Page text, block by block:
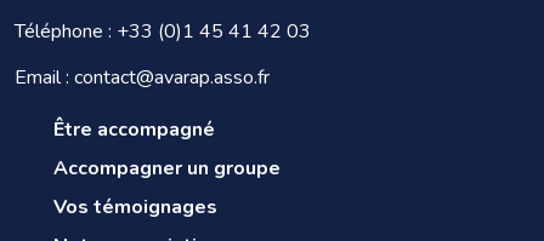
Téléphone : +33 (0)1 45 41 42 03
Email : contact@avarap.asso.fr
Être accompagné
Accompagner un groupe
Vos témoignages